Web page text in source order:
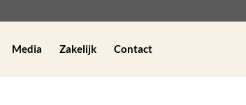
Media Zakelijk Contact